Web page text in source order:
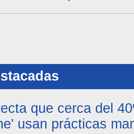
que cerca del
usan prácticas